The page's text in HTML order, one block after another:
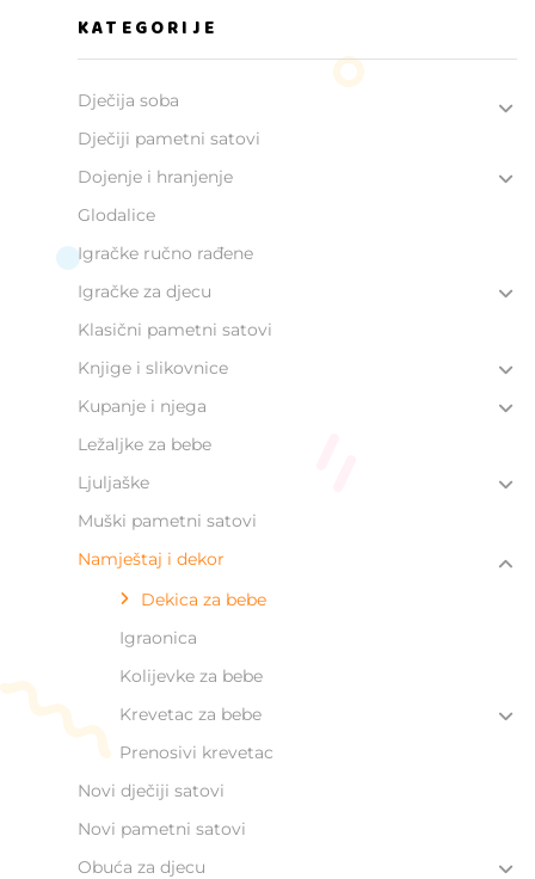
KATEGORIJE
Dječija soba
Dječiji pametni satovi
Dojenje i hranjenje
Glodalice
Igračke ručno rađene
Igračke za djecu
Klasični pametni satovi
Knjige i slikovnice
Kupanje i njega
Ležaljke za bebe
Ljuljaške
Muški pametni satovi
Namještaj i dekor
Dekica za bebe​
Igraonica
Kolijevke za bebe
Krevetac za bebe
Prenosivi krevetac
Novi dječiji satovi
Novi pametni satovi
Obuća za djecu